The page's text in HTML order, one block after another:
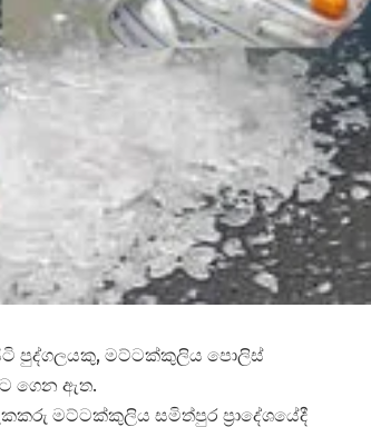
සිටි පුද්ගලයකු, මට්ටක්කුලිය පොලිස්
ගෙන ඇත.
මට්ටක්කුලිය සමිත්පුර ප්‍රාදේශයේදී